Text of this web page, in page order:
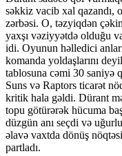
səkkiz vacib xal qazandı,
zərbəsi. O, təzyiqdən
yaxşı vəziyyətdə olduğu
idi. Oyunun həlledici
komanda yoldaşlarını
tablosuna cəmi 30 saniyə
Suns və Raptors ticarət
kritik hala gəldi. Dürant
topu götürərək hücuma
düzgün anı seçdi və
əlavə vaxtda dönüş
partladı.